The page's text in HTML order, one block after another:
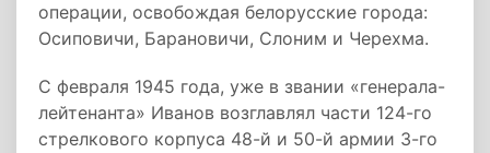
операции, освобождая белорусские города:
Осиповичи, Барановичи, Слоним и Черехма.
С февраля 1945 года, уже в звании «генерала-
лейтенанта» Иванов возглавлял части 124-го
стрелкового корпуса 48-й и 50-й армии 3-го